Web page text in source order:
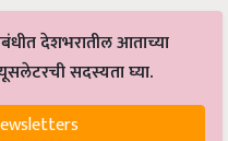
देशभरातील आताच्या
सदस्यता घ्या.